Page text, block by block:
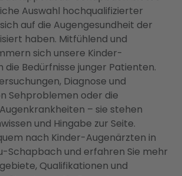
Auswahl hochqualifizierter
auf die Augengesundheit der
haben. Mitfühlend und
sich unsere Kinder-
die Bedürfnisse junger Patienten.
Diagnose und
Sehproblemen oder die
– sie stehen
und Hingabe zur Seite.
nach Kinder-Augenärzten in
Schapbach und erfahren Sie mehr
Qualifikationen und